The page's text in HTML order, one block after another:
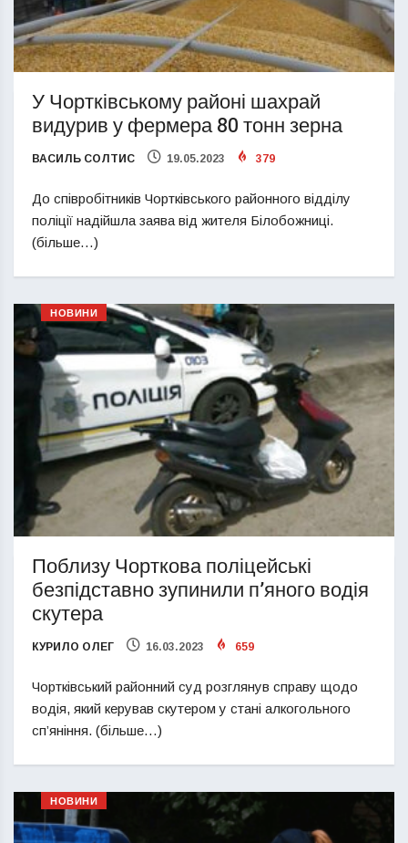
У Чортківському районі шахрай
видурив у фермера 80 тонн зерна
ВАСИЛЬ СОЛТИС 19.05.2023 379
До співробітників Чортківського районного відділу
поліції надійшла заява від жителя Білобожниці.
(більше…)
НОВИНИ
Поблизу Чорткова поліцейські
безпідставно зупинили п’яного водія
скутера
КУРИЛО ОЛЕГ 16.03.2023 659
Чортківський районний суд розглянув справу щодо
водія, який керував скутером у стані алкогольного
сп’яніння. (більше…)
НОВИНИ